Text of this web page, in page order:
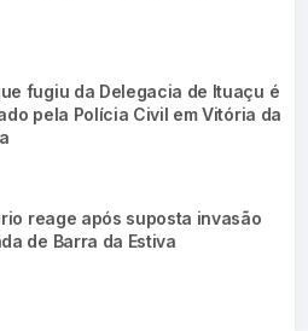
fugiu da Delegacia de Ituaçu é
pela Polícia Civil em Vitória da
reage após suposta invasão
de Barra da Estiva